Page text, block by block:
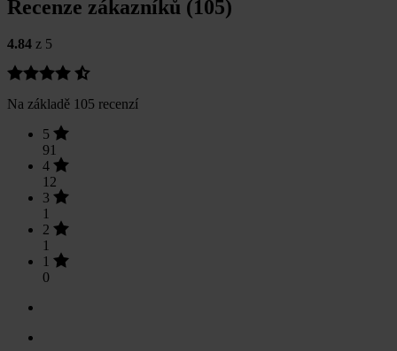
Recenze zákazníků (105)
4.84 z 5
Na základě 105 recenzí
5
91
4
12
3
1
2
1
1
0